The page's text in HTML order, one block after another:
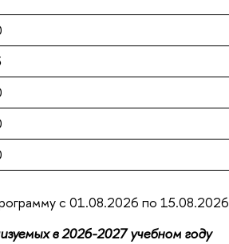
с 01.08.2026 по 15.08.2026
в 2026-2027 учебном году